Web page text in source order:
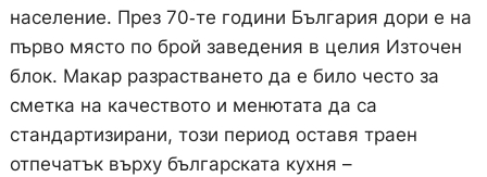
население. През 70‑те години България дори е на
първо място по брой заведения в целия Източен
блок. Макар разрастването да е било често за
сметка на качеството и менютата да са
стандартизирани, този период оставя траен
отпечатък върху българската кухня –